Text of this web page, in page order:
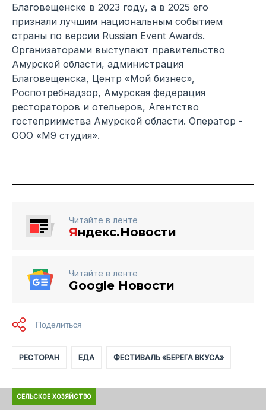
Благовещенске в 2023 году, а в 2025 его
признали лучшим национальным событием
страны по версии Russian Event Awards.
Организаторами выступают правительство
Амурской области, администрация
Благовещенска, Центр «Мой бизнес»,
Роспотребнадзор, Амурская федерация
рестораторов и отельеров, Агентство
гостеприимства Амурской области. Оператор -
ООО «М9 студия».
Читайте в ленте
Яндекс.Новости
Читайте в ленте
Google Новости
РЕСТОРАН ЕДА ФЕСТИВАЛЬ «БЕРЕГА ВКУСА»
СЕЛЬСКОЕ ХОЗЯЙСТВО